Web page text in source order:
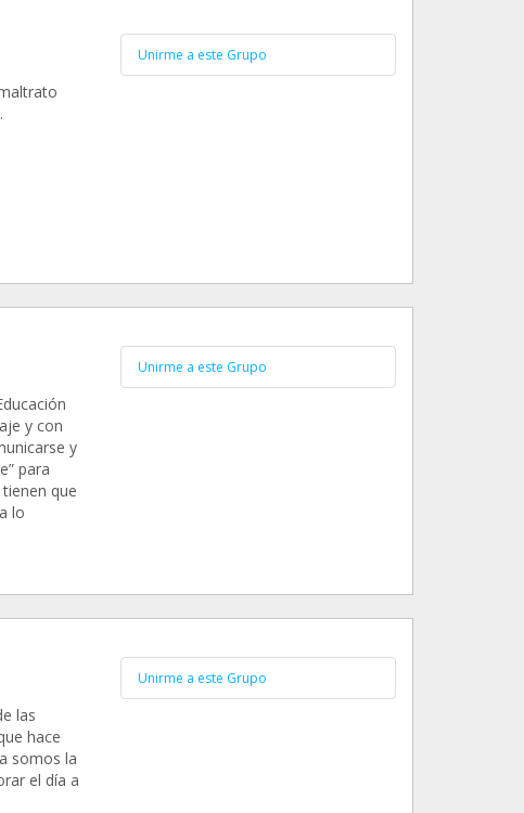
Unirme a este Grupo
y con
y
para
que
lo
Unirme a este Grupo
las
hace
somos la
el día a
Unirme a este Grupo